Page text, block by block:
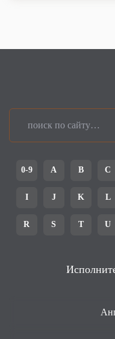
0-9 A B C
I J K L
R S T U